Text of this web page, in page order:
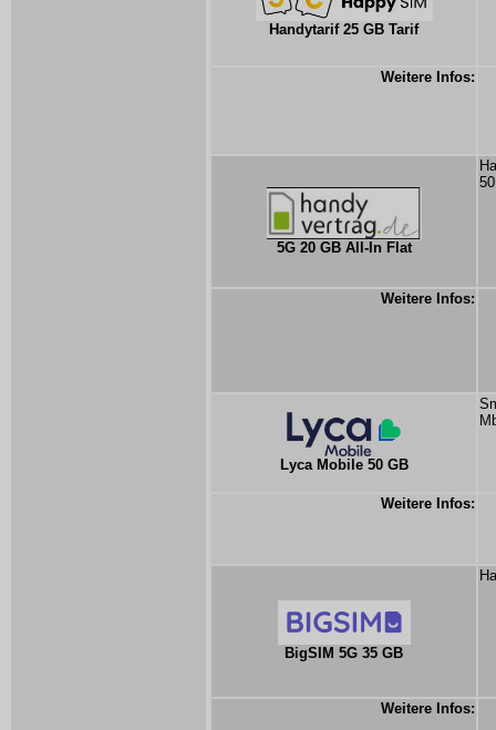
Handytarif 25 GB Tarif
Weitere Infos:
5G 20 GB All-In Flat
Weitere Infos:
Lyca Mobile 50 GB
Weitere Infos:
BigSIM 5G 35 GB
Weitere Infos: